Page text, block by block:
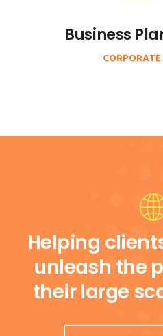
Business
Helping
unleash the
their large